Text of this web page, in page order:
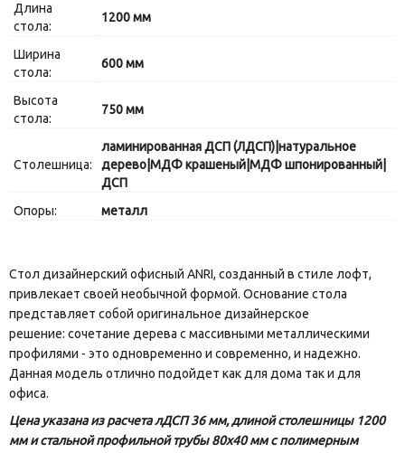
Длина
стола:
1200 мм
Ширина
стола:
600 мм
Высота
стола:
750 мм
Столешница:
ламинированная ДСП (ЛДСП)|натуральное
дерево|МДФ крашеный|МДФ шпонированный|
ДСП
Опоры:
металл
Стол дизайнерский офисный ANRI, созданный в стиле лофт,
привлекает своей необычной формой. Основание стола
представляет собой оригинальное дизайнерское
решение: сочетание дерева с массивными металлическими
профилями - это одновременно и современно, и надежно.
Данная модель отлично подойдет как для дома так и для
офиса.
Цена указана из расчета лДСП 36 мм, длиной столешницы 1200
мм и стальной профильной трубы 80х40 мм с полимерным